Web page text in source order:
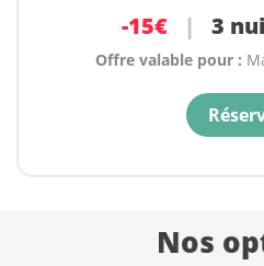
-15€ | 3
Offre valable pour :
-10€ |
Offre valable pour :
Nos